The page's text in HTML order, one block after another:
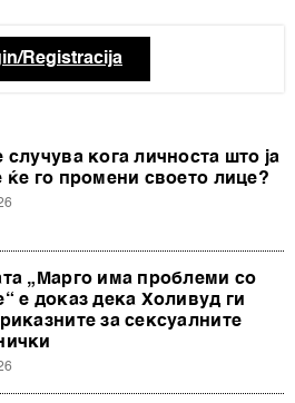
Registracija
случува кога личноста што ја
ќе го промени своето лице?
„Марго има проблеми со
е доказ дека Холивуд ги
за сексуалните